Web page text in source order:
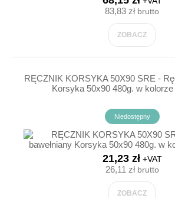
83,83 złbrutto
ZOBACZ
RĘCZNIK KORSYKA 50X90 SRE -
Korsyka 50x90 480g. w
Niedostępny
21,23 zł+VAT
26,11 złbrutto
ZOBACZ